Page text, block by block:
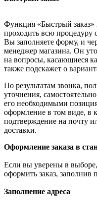
Функция «Быстрый заказ»
проходить всю процедуру
Вы заполняете форму, и
менеджер магазина. Он
на вопросы, касающиеся
также подскажет о
По результатам звонка,
уточнения,
его необходимыми
оформление в том виде, в
подтверждение на почту
доставки.
Оформление заказа в
Если вы уверены в
оформить заказ, заполнив
Заполнение адреса